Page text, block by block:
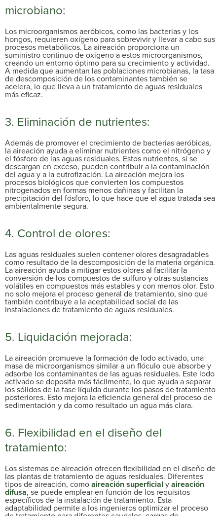
microbiano:
Los microorganismos aeróbicos, como las bacterias y los
hongos, requieren oxígeno para sobrevivir y llevar a cabo sus
procesos metabólicos. La aireación proporciona un
suministro continuo de oxígeno a estos microorganismos,
creando un entorno óptimo para su crecimiento y actividad.
A medida que aumentan las poblaciones microbianas, la tasa
de descomposición de los contaminantes también se
acelera, lo que lleva a un tratamiento de aguas residuales
más eficaz.
3. Eliminación de nutrientes:
Además de promover el crecimiento de bacterias aeróbicas,
la aireación ayuda a eliminar nutrientes como el nitrógeno y
el fósforo de las aguas residuales. Estos nutrientes, si se
descargan en exceso, pueden contribuir a la contaminación
del agua y a la eutrofización. La aireación mejora los
procesos biológicos que convierten los compuestos
nitrogenados en formas menos dañinas y facilitan la
precipitación del fósforo, lo que hace que el agua tratada sea
ambientalmente segura.
4. Control de olores:
Las aguas residuales suelen contener olores desagradables
como resultado de la descomposición de la materia orgánica.
La aireación ayuda a mitigar estos olores al facilitar la
conversión de los compuestos de sulfuro y otras sustancias
volátiles en compuestos más estables y con menos olor. Esto
no solo mejora el proceso general de tratamiento, sino que
también contribuye a la aceptabilidad social de las
instalaciones de tratamiento de aguas residuales.
5. Liquidación mejorada:
La aireación promueve la formación de lodo activado, una
masa de microorganismos similar a un flóculo que absorbe y
adsorbe los contaminantes de las aguas residuales. Este lodo
activado se deposita más fácilmente, lo que ayuda a separar
los sólidos de la fase líquida durante los pasos de tratamiento
posteriores. Esto mejora la eficiencia general del proceso de
sedimentación y da como resultado un agua más clara.
6. Flexibilidad en el diseño del
tratamiento:
Los sistemas de aireación ofrecen flexibilidad en el diseño de
las plantas de tratamiento de aguas residuales. Diferentes
tipos de aireación, comoaireación superficial yaireación
difusa, se puede emplear en función de los requisitos
específicos de la instalación de tratamiento. Esta
adaptabilidad permite a los ingenieros optimizar el proceso